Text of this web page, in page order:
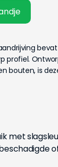
profiel.
bouten, is
met